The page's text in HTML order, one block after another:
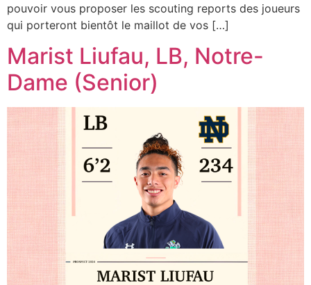
pouvoir vous proposer les scouting reports des joueurs
qui porteront bientôt le maillot de vos […]
Marist Liufau, LB, Notre-
Dame (Senior)